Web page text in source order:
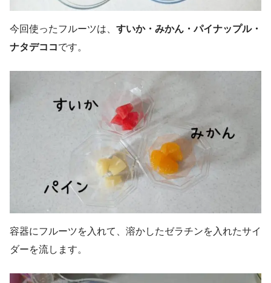
今回使ったフルーツは、 すいか・みかん・パイナップル・
ナタデココです。
容器にフルーツを入れて、溶かしたゼラチンを入れたサイ
ダーを流します。